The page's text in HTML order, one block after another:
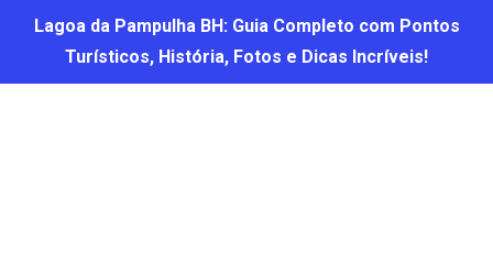
Lagoa da Pampulha BH: Guia Completo com Pontos
Turísticos, História, Fotos e Dicas Incríveis!